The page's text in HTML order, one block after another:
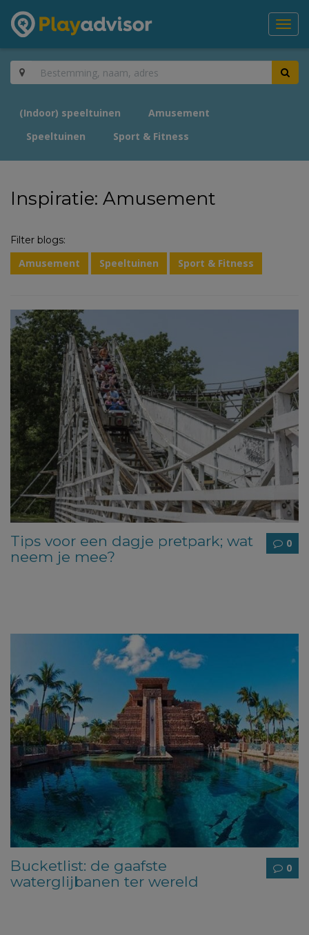
(Indoor) speeltuinen
Amusement
Speeltuinen
Sport & Fitness
Inspiratie: Amusement
Filter blogs:
Amusement Speeltuinen Sport & Fitness
Tips voor een dagje pretpark; wat
neem je mee?
0
Bucketlist: de gaafste
waterglijbanen ter wereld
0